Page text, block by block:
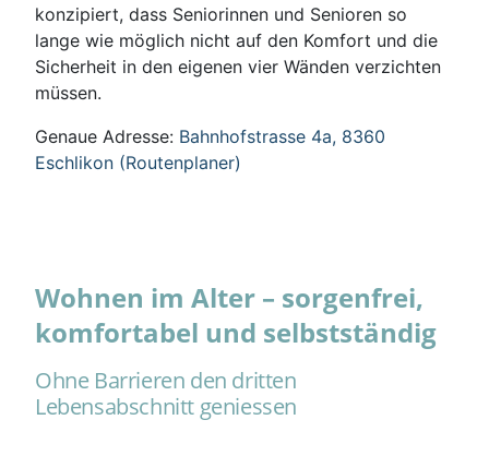
konzipiert, dass Seniorinnen und Senioren so
lange wie möglich nicht auf den Komfort und die
Sicherheit in den eigenen vier Wänden verzichten
müssen.
Genaue Adresse: Bahnhofstrasse 4a, 8360
Eschlikon (Routenplaner)
Wohnen im Alter – sorgenfrei,
komfortabel und selbstständig
Ohne Barrieren den dritten
Lebensabschnitt geniessen